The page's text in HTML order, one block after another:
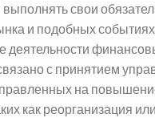
свои
и подобных
деятельности
с принятием
на
как реорганизация